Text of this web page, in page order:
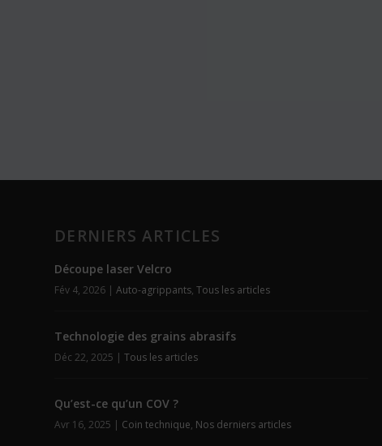
DERNIERS ARTICLES
Découpe laser Velcro
Fév 4, 2026 |Auto-agrippants,Tous les articles
Technologie des grains abrasifs
Déc 22, 2025 |Tous les articles
Qu’est-ce qu’un COV ?
Avr 16, 2025 | Coin technique, Nos derniers articles